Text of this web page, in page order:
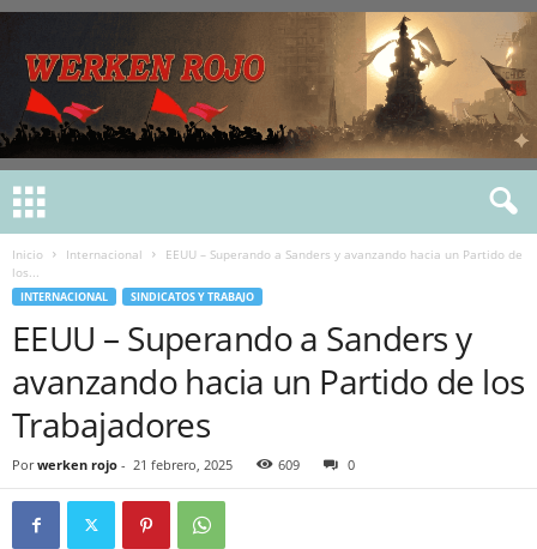
Inicio Internacional
EEUU – Superando a Sanders y avanzando hacia un Partido de
los...
INTERNACIONAL SINDICATOS Y TRABAJO
EEUU – Superando a Sanders y
avanzando hacia un Partido de los
Trabajadores
Por werken rojo - 21 febrero, 2025 609 0